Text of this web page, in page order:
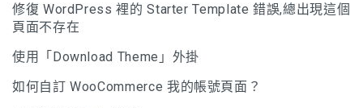
修復 WordPress 裡的 Starter Template 錯誤,總出現這個
頁面不存在
使用「Download Theme」外掛
如何自訂 WooCommerce 我的帳號頁面？